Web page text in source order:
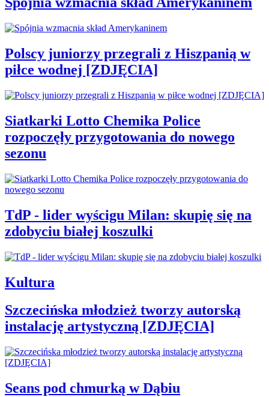
Polscy juniorzy przegrali z Hiszpanią w
piłce wodnej [ZDJĘCIA]
Siatkarki Lotto Chemika Police
rozpoczęły przygotowania do nowego
sezonu
TdP - lider wyścigu Milan: skupię się na
zdobyciu białej koszulki
Kultura
Szczecińska młodzież tworzy autorską
instalację artystyczną [ZDJĘCIA]
Seans pod chmurką w Dąbiu